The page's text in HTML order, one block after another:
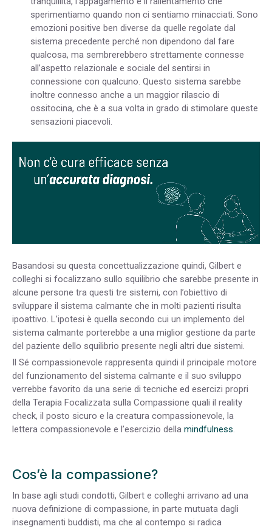
sperimentiamo quando non ci sentiamo minacciati. Sono
emozioni positive ben diverse da quelle regolate dal
sistema precedente perché non dipendono dal fare
qualcosa, ma sembrerebbero strettamente connesse
all’aspetto relazionale e sociale del sentirsi in
connessione con qualcuno. Questo sistema sarebbe
inoltre connesso anche a un maggior rilascio di
ossitocina, che è a sua volta in grado di stimolare queste
sensazioni piacevoli.
Basandosi su questa concettualizzazione quindi, Gilbert e
colleghi si focalizzano sullo squilibrio che sarebbe presente in
alcune persone tra questi tre sistemi, con l’obiettivo di
sviluppare il sistema calmante che in molti pazienti risulta
ipoattivo. L’ipotesi è quella secondo cui un implemento del
sistema calmante porterebbe a una miglior gestione da parte
del paziente dello squilibrio presente negli altri due sistemi.
Il Sé compassionevole rappresenta quindi il principale motore
del funzionamento del sistema calmante e il suo sviluppo
verrebbe favorito da una serie di tecniche ed esercizi propri
della Terapia Focalizzata sulla Compassione quali il reality
check, il posto sicuro e la creatura compassionevole, la
lettera compassionevole e l’esercizio della mindfulness.
Cos’è la compassione?
In base agli studi condotti, Gilbert e colleghi arrivano ad una
nuova definizione di compassione, in parte mutuata dagli
insegnamenti buddisti, ma che al contempo si radica